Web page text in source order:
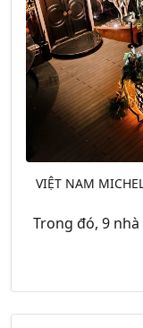
VIỆT NAM
Trong đó, 9